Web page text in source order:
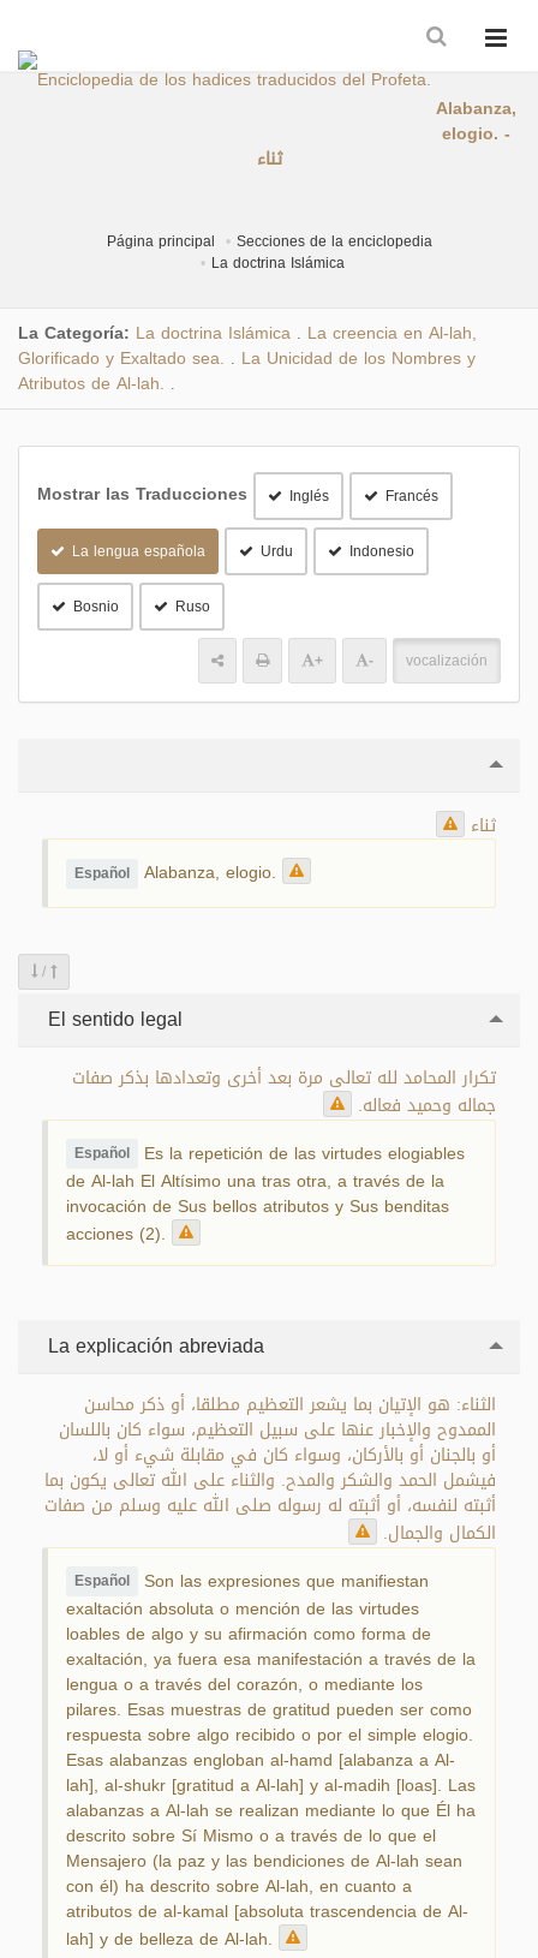
Alabanza,
elogio. -
ثناء
Página principal
Secciones de la enciclopedia
La doctrina Islámica
La Categoría: La doctrina Islámica La creencia en Al-lah,
Glorificado y Exaltado sea. La Unicidad de los Nombres y
Atributos de Al-lah.
Mostrar las Traducciones Inglés Francés
La lengua española Urdu Indonesio
Bosnio Ruso
+ - vocalización
ثناء
Español Alabanza, elogio.
/
El sentido legal
تكرار المحامد لله تعالى مرة بعد أخرى وتعدادها بذكر صفات
جماله وحميد فعاله.
Español Es la repetición de las virtudes elogiables
de Al-lah El Altísimo una tras otra, a través de la
invocación de Sus bellos atributos y Sus benditas
acciones (2).
La explicación abreviada
الثناء: هو الإتيان بما يشعر التعظيم مطلقا، أو ذكر محاسن
الممدوح والإخبار عنها على سبيل التعظيم، سواء كان باللسان
أو بالجنان أو بالأركان، وسواء كان في مقابلة شيء أو لا،
فيشمل الحمد والشكر والمدح. والثناء على الله تعالى يكون بما
أثبته لنفسه، أو أثبته له رسوله صلى الله عليه وسلم من صفات
الكمال والجمال.
Español Son las expresiones que manifiestan
exaltación absoluta o mención de las virtudes
loables de algo y su afirmación como forma de
exaltación, ya fuera esa manifestación a través de la
lengua o a través del corazón, o mediante los
pilares. Esas muestras de gratitud pueden ser como
respuesta sobre algo recibido o por el simple elogio.
Esas alabanzas engloban al-hamd [alabanza a Al-
lah], al-shukr [gratitud a Al-lah] y al-madih [loas]. Las
alabanzas a Al-lah se realizan mediante lo que Él ha
descrito sobre Sí Mismo o a través de lo que el
Mensajero (la paz y las bendiciones de Al-lah sean
con él) ha descrito sobre Al-lah, en cuanto a
atributos de al-kamal [absoluta trascendencia de Al-
lah] y de belleza de Al-lah.